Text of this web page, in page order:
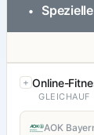
•
Online-
GLEICHAUF
AOK